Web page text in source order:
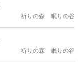
祈りの森 眠りの谷
祈りの森 眠りの谷